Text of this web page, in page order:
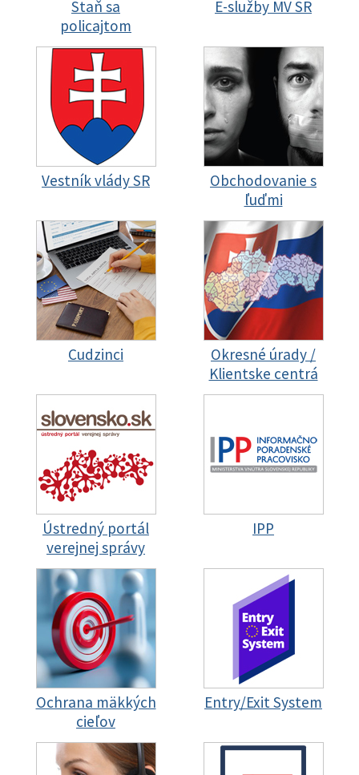
Staň sa
policajtom
E-služby MV SR
Vestník vlády SR
Obchodovanie s
ľuďmi
Cudzinci
Okresné úrady /
Klientske centrá
Ústredný portál
verejnej správy
IPP
Ochrana mäkkých
cieľov
Entry/Exit System